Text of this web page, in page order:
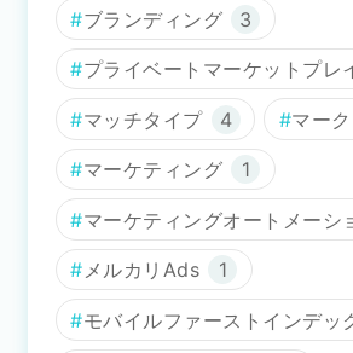
ブランディング 3
プライベートマーケットプレ
マッチタイプ 4 マー
マーケティング 1
マーケティングオートメーシ
メルカリAds 1
モバイルファーストインデッ